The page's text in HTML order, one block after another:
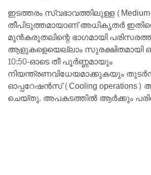
ഇടത്തരം സ്വഭാവത്തിലുള്ള
തീപിടുത്തമായാണ് അധികൃതർ ഇതിനെ
മുൻകരുതലിന്റെ ഭാഗമായി
ആളുകളെയെല്ലാം സുരക്ഷിതമായി
10:50-ഓടെ തീ പൂർണ്ണമായും
നിയന്ത്രണവിധേയമാക്കുകയും
ഓപ്പറേഷൻസ് (Cooling
ചെയ്തു. അപകടത്തിൽ ആർക്കും